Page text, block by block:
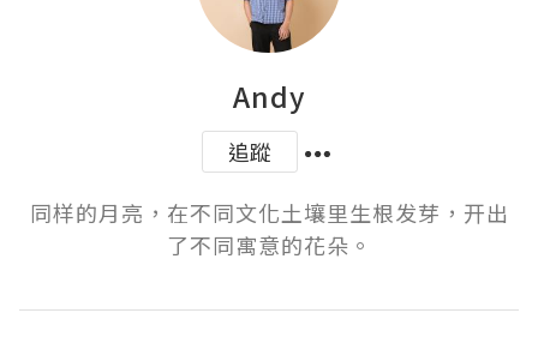
Andy
追蹤
同样的月亮，在不同文化土壤里生根发芽，开出
了不同寓意的花朵。